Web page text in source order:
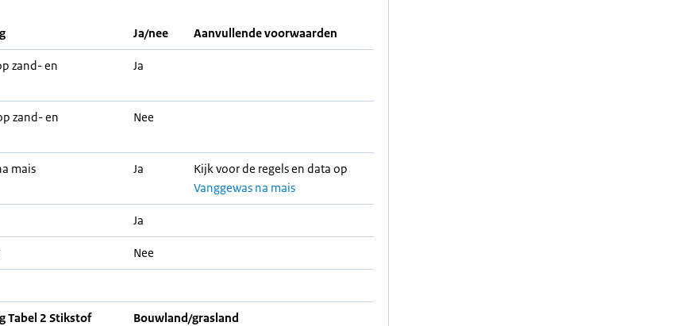
Ja/nee Aanvullende voorwaarden
zand- en
Ja
zand- en
Nee
mais Ja
Kijk voor de regels en data op
Vanggewas na mais
Ja
Nee
Tabel 2 Stikstof
Bouwland/grasland